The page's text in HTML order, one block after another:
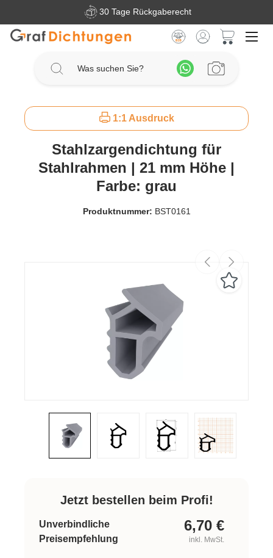
Zum Hauptinhalt springen30 Tage Rückgaberecht
1:1 Ausdruck
Stahlzargendichtung für
Stahlrahmen | 21 mm Höhe |
Farbe: grau
Produktnummer: BST0161
Jetzt bestellen beim Profi!
Unverbindliche
Preisempfehlung
6,70 €
inkl. MwSt.